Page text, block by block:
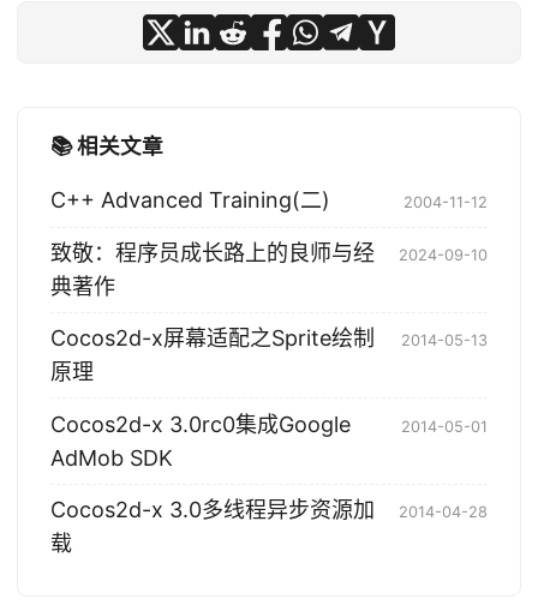
📚 相关文章
C++ Advanced Training(二) 2004-11-12
致敬：程序员成长路上的良师与经
典著作
2024-09-10
Cocos2d-x屏幕适配之Sprite绘制
原理
2014-05-13
Cocos2d-x 3.0rc0集成Google
AdMob SDK
2014-05-01
Cocos2d-x 3.0多线程异步资源加
载
2014-04-28